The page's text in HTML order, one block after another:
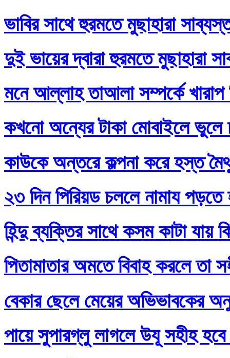
ভাবির সাথে হুরমতে মুছাহারা
দুই ভায়ের দ্বারা হুরমতে মুছাহারা
মনে আল্লাহ তাআলা সম্পর্কে
কখনো অন্যের টাকা মোবাইলে ভুলে
কাউকে অন্তরে কল্পনা করে হস্ত
২৩ দিন পিরিয়ড চললে নামায পড়তে
হিন্দু ব্যক্তির সাথে কসম কাটা যায়
পিতামাতার অমতে বিবাহ করলে তা
বেকার ছেলে মেয়ের অভিভাবকের
পায়ে সুপারগ্লু লাগলে উযূ সহীহ